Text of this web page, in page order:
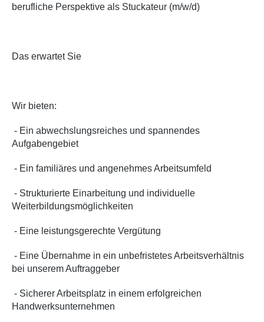
berufliche Perspektive als Stuckateur (m/w/d)
Das erwartet Sie
Wir bieten:
- Ein abwechslungsreiches und spannendes
Aufgabengebiet
- Ein familiäres und angenehmes Arbeitsumfeld
- Strukturierte Einarbeitung und individuelle
Weiterbildungsmöglichkeiten
- Eine leistungsgerechte Vergütung
- Eine Übernahme in ein unbefristetes Arbeitsverhältnis
bei unserem Auftraggeber
- Sicherer Arbeitsplatz in einem erfolgreichen
Handwerksunternehmen